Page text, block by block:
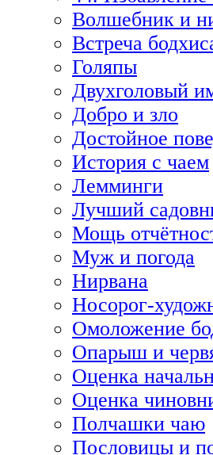
Волшебник и
Встреча
Голяпы
Двухголовый
Добро и зло
Достойное
История с чаем
Лемминги
Лучший
Мощь
Муж и погода
Нирвана
Носорог-
Омоложение
Опарыш и
Оценка
Оценка
Полчашки чаю
Пословицы и